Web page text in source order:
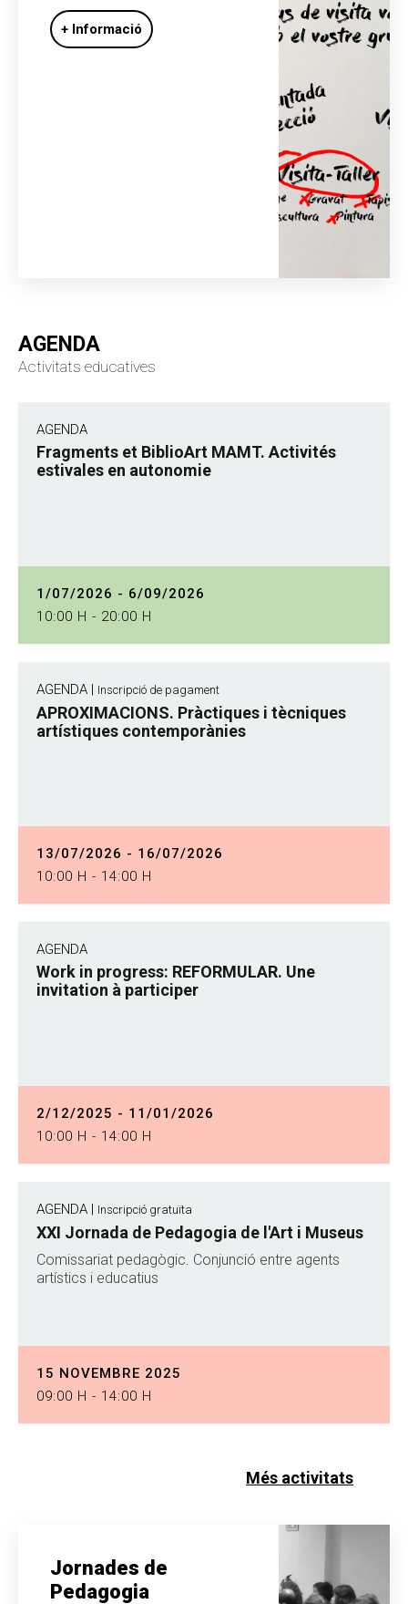
+ Informació
AGENDA
Activitats educatives
AGENDA
Fragments et BiblioArt MAMT. Activités
estivales en autonomie
1/07/2026 - 6/09/2026
10:00 H - 20:00 H
AGENDA | Inscripció de pagament
APROXIMACIONS. Pràctiques i tècniques
artístiques contemporànies
13/07/2026 - 16/07/2026
10:00 H - 14:00 H
AGENDA
Work in progress: REFORMULAR. Une
invitation à participer
2/12/2025 - 11/01/2026
10:00 H - 14:00 H
AGENDA | Inscripció gratuïta
XXI Jornada de Pedagogia de l'Art i Museus
Comissariat pedagògic. Conjunció entre agents
artístics i educatius
15 NOVEMBRE 2025
09:00 H - 14:00 H
Més activitats
Jornades de
Pedagogia